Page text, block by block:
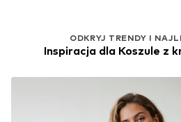
ODKRYJ TRENDY I
Inspiracja dla Koszule z